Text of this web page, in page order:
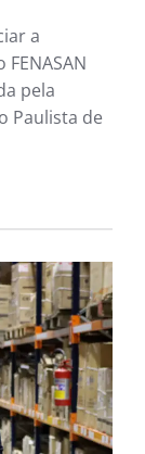
a
pela
Paulista de